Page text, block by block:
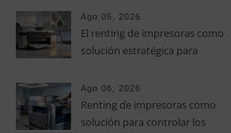
especialidad
Ago 06, 2026
El renting de impresoras como
solución estratégica para
pymes
Ago 06, 2026
Renting de impresoras como
solución para controlar los